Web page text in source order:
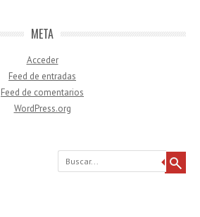
META
Acceder
Feed de entradas
Feed de comentarios
WordPress.org
Buscar